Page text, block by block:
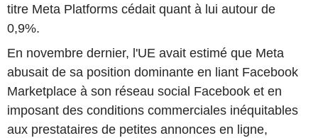
titre Meta Platforms cédait quant à lui autour de
0,9%.
En novembre dernier, l'UE avait estimé que Meta
abusait de sa position dominante en liant Facebook
Marketplace à son réseau social Facebook et en
imposant des conditions commerciales inéquitables
aux prestataires de petites annonces en ligne,